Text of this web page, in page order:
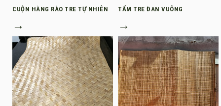
CUỘN HÀNG RÀO TRE TỰ NHIÊN
→
TẤM TRE ĐAN VUÔNG
→